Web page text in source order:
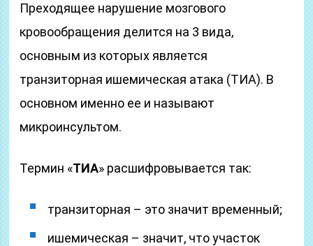
Преходящее нарушение мозгового
кровообращения делится на 3 вида,
основным из которых является
транзиторная ишемическая атака (ТИА). В
основном именно ее и называют
микроинсультом.
Термин «ТИА» расшифровывается так:
транзиторная – это значит временный;
ишемическая – значит, что участок